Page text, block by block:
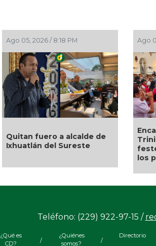
Ago 05, 2026 / 8:18 PM
Quitan fuero a alcalde de
Ixhuatlán del Sureste
Ago 05,
los
Teléfono: (229) 922-97-15 /
¿Qué es
CD?
/
¿Quiénes
somos?
/
Directorio